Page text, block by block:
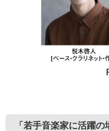
「若手音楽家に活躍